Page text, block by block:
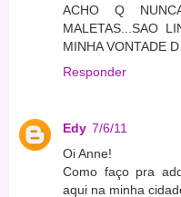
ACHO Q
MALETAS...SAO
MINHA VONTADE
Responder
Edy 7/6/11
Oi Anne!
Como faço pra
aqui na minha